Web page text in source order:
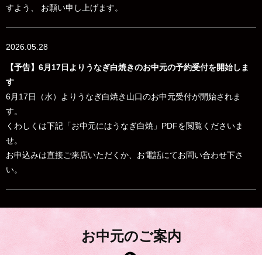
すよう、 お願い申し上げます。
2026.05.28
【予告】6月17日よりうなぎ白焼きのお中元の予約受付を開始しま
す
6月17日（水）よりうなぎ白焼き山口のお中元受付が開始されま
す。
くわしくは下記「お中元にはうなぎ白焼」PDFを閲覧くださいま
せ。
お申込みは直接ご来店いただくか、お電話にてお問い合わせ下さ
い。
お中元のご案内